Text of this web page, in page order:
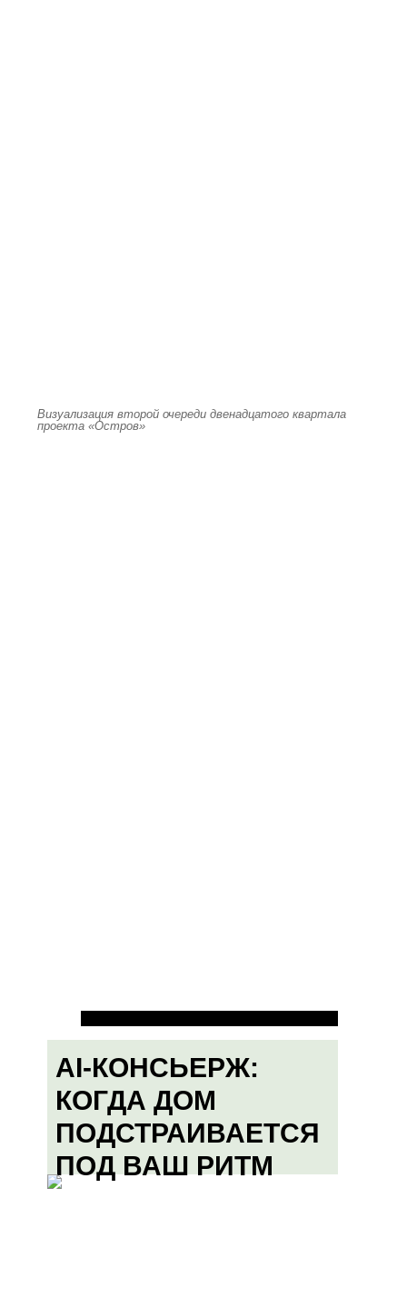
Визуализация второй очереди двенадцатого квартала
проекта «Остров»
AI-КОНСЬЕРЖ:
КОГДА ДОМ
ПОДСТРАИВАЕТСЯ
ПОД ВАШ РИТМ